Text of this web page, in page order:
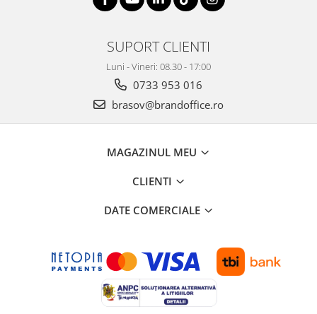
Seturi si scule de baza
Lanterne, lampi si accesorii
Pentru masini, biciclete si prim
Pachete Cadou Premium
SUPORT CLIENTI
Luni - Vineri: 08.30 - 17:00
0733 953 016
brasov@brandoffice.ro
MAGAZINUL MEU
CLIENTI
DATE COMERCIALE